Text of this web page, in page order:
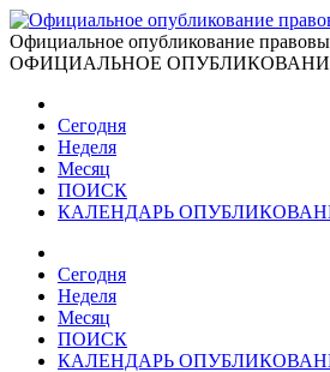
Официальное опубликование
ОФИЦИАЛЬНОЕ
Сегодня
Неделя
Месяц
ПОИСК
КАЛЕНДАРЬ
Сегодня
Неделя
Месяц
ПОИСК
КАЛЕНДАРЬ